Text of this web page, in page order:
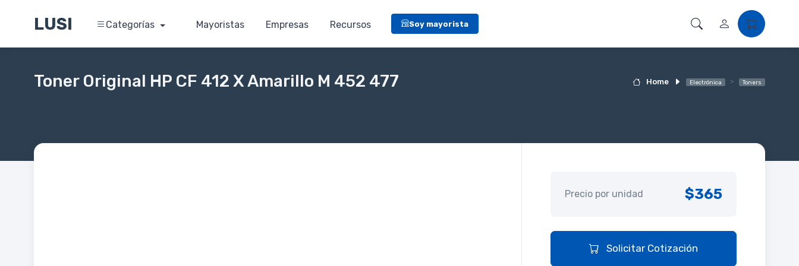
LUSI Categorías Mayoristas Empresas Recursos Soy mayorista
Home Electrónica Toners
Toner Original HP CF 412 X Amarillo M 452 477
Precio por unidad $365
Solicitar Cotización